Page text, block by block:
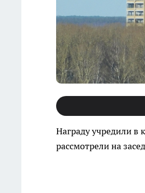
Награду учредили в
рассмотрели на